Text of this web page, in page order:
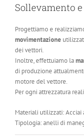
Sollevamento
Progettiamo e
movimentazione
dei vettori.
Inoltre, effettuiamo la
di produzione
motore del vettore.
Per ogni attrezzatura
Materiali utilizzati: Acciai
Tipologia: anelli di